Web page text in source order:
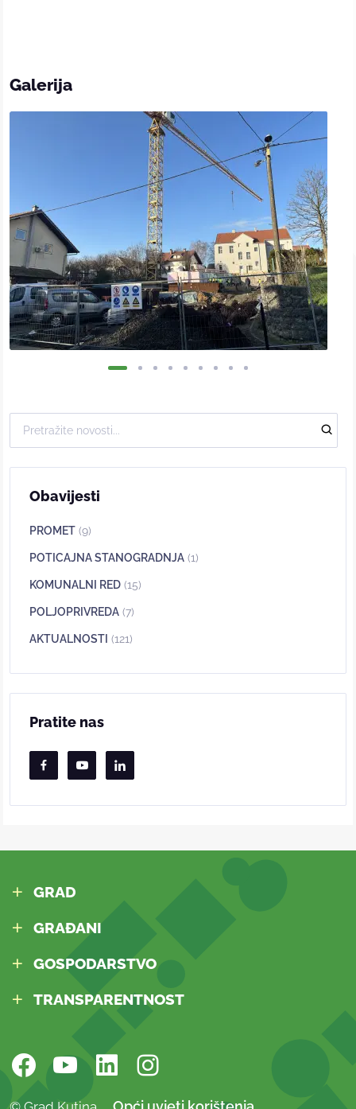
Galerija
Obavijesti
PROMET (9)
POTICAJNA STANOGRADNJA (1)
KOMUNALNI RED (15)
POLJOPRIVREDA (7)
AKTUALNOSTI (121)
Pratite nas
GRAD
GRAĐANI
GOSPODARSTVO
TRANSPARENTNOST